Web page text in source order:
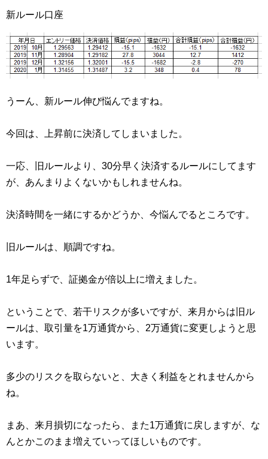
新ルール口座
うーん、新ルール伸び悩んでますね。
今回は、上昇前に決済してしまいました。
一応、旧ルールより、30分早く決済するルールにしてます
が、あんまりよくないかもしれませんね。
決済時間を一緒にするかどうか、今悩んでるところです。
旧ルールは、順調ですね。
1年足らずで、証拠金が倍以上に増えました。
ということで、若干リスクが多いですが、来月からは旧ル
ールは、取引量を1万通貨から、2万通貨に変更しようと思
います。
多少のリスクを取らないと、大きく利益をとれませんから
ね。
まあ、来月損切になったら、また1万通貨に戻しますが、な
んとかこのまま増えていってほしいものです。